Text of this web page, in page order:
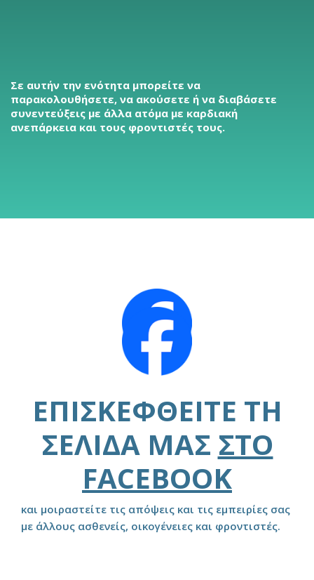
Σε αυτήν την ενότητα μπορείτε να
παρακολουθήσετε, να ακούσετε ή να διαβάσετε
συνεντεύξεις με άλλα ατόμα με καρδιακή
ανεπάρκεια και τους φροντιστές τους.
ΕΠΙΣΚΕΦΘΕΊΤΕ ΤΗ
ΣΕΛΊΔΑ ΜΑΣ ΣΤΟ
FACEBOOK
και μοιραστείτε τις απόψεις και τις εμπειρίες σας
με άλλους ασθενείς, οικογένειες και φροντιστές.